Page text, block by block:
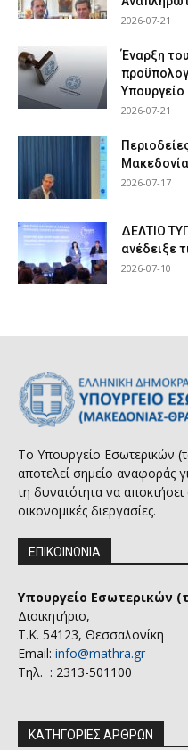
2026-07-21
Έναρξη
2026-07-21
2026-07-17
ΔΕΛΤΙΟ
ανέδειξε
2026-07-10
Το Υπουργείο Εσωτερικών
αποτελεί σημείο αναφοράς
τη δυνατότητα να αποκτήσει
οικονομικές διεργασίες.
ΕΠΙΚΟΙΝΩΝΙΑ
Υπουργείο Εσωτερικών
Διοικητήριο,
Τ.Κ. 54123, Θεσσαλονίκη
Email: info@mathra.gr
Τηλ. : 2313-501100
ΚΑΤΗΓΟΡΙΕΣ ΑΡΘΡΩΝ